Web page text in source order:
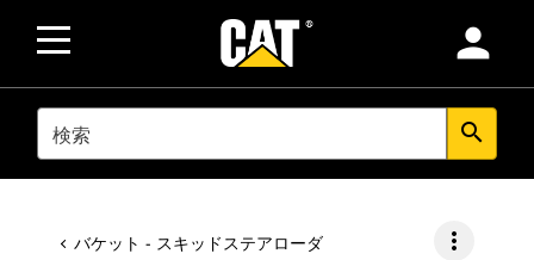
person
SEARCH search
バケット - スキッドステアローダ more_vert